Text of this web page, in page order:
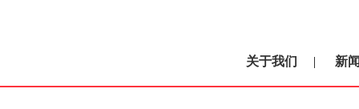
关于我们 | 新